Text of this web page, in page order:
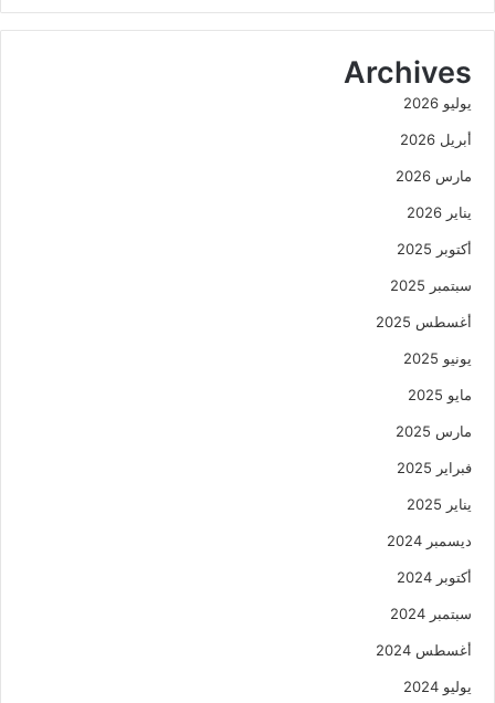
Archives
يوليو 2026
أبريل 2026
مارس 2026
يناير 2026
أكتوبر 2025
سبتمبر 2025
أغسطس 2025
يونيو 2025
مايو 2025
مارس 2025
فبراير 2025
يناير 2025
ديسمبر 2024
أكتوبر 2024
سبتمبر 2024
أغسطس 2024
يوليو 2024